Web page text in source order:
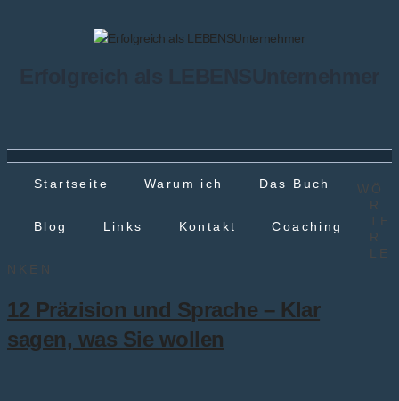
Startseite Warum ich Das Buch
Blog Links Kontakt Coaching
WÖ
R
TE
R
LE
NKEN
12 Präzision und Sprache – Klar
sagen, was Sie wollen